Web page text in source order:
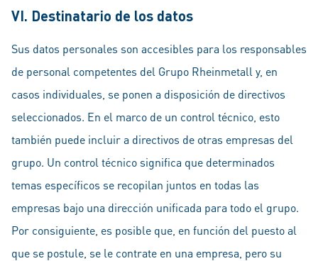
VI. Destinatario de los datos
Sus datos personales son accesibles para los responsables
de personal competentes del Grupo Rheinmetall y, en
casos individuales, se ponen a disposición de directivos
seleccionados. En el marco de un control técnico, esto
también puede incluir a directivos de otras empresas del
grupo. Un control técnico significa que determinados
temas específicos se recopilan juntos en todas las
empresas bajo una dirección unificada para todo el grupo.
Por consiguiente, es posible que, en función del puesto al
que se postule, se le contrate en una empresa, pero su